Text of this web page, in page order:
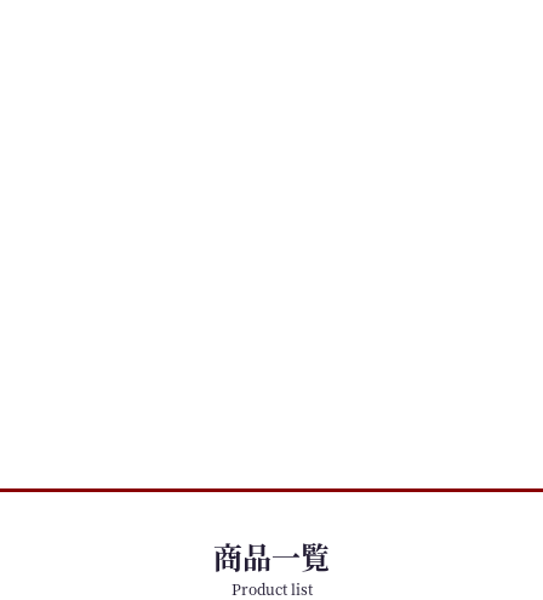
商品一覧
Product list